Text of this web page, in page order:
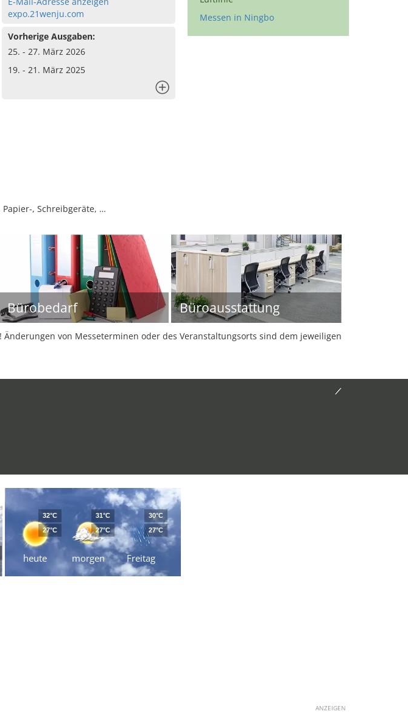
expo.21wenju.com
Vorherige Ausgaben:
25. - 27. März 2026
19. - 21. März 2025
Messen in Ningbo
, Schreibgeräte, …
Bürobedarf Büroausstattung
von Messeterminen oder des Veranstaltungsorts sind dem jeweiligen
heute
32°C
27°C
morgen
31°C
27°C
Freitag
30°C
27°C
ANZEIGEN